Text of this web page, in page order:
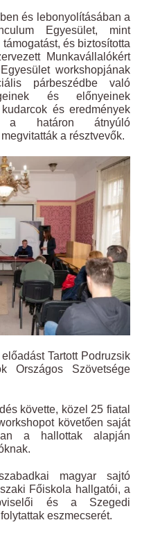
és lebonyolításában a
Egyesület, mint
és biztosította
Munkavállalókért
workshopjának
párbeszédbe való
és előnyeinek
és eredmények
a határon átnyúló
a résztvevők.
Tartott Podruzsik
Országos Szövetsége
követte, közel 25 fiatal
követően saját
a hallottak alapján
magyar sajtó
Főiskola hallgatói, a
és a Szegedi
eszmecserét.